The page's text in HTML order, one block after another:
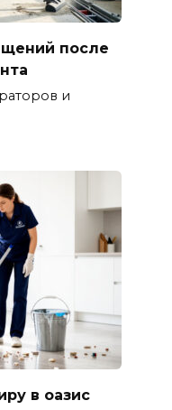
после
и
в оазис